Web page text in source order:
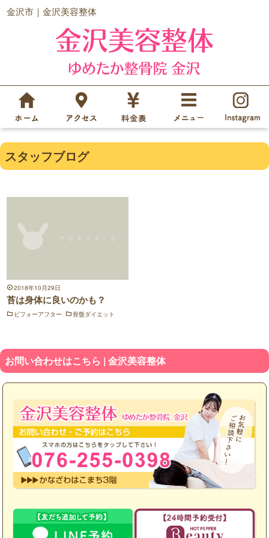
金沢市｜金沢美容整体
スタッフブログ
2018年10月29日
苔は身体に良いのかも？
ビフォーアフター 骨盤ダイエット
お問い合わせはこちら | 金沢美容整体